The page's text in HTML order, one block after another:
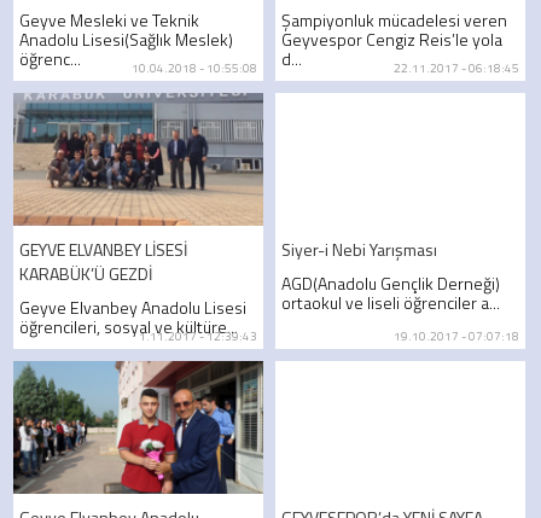
Geyve Mesleki ve Teknik
Anadolu Lisesi(Sağlık Meslek)
öğrenc... 10.04.2018 - 10:55:08
Şampiyonluk mücadelesi veren
Geyvespor Cengiz Reis’le yola
d... 22.11.2017 - 06:18:45
GEYVE ELVANBEY LİSESİ
KARABÜK’Ü GEZDİ
Geyve Elvanbey Anadolu Lisesi
öğrencileri, sosyal ve kültüre...
1.11.2017 - 12:39:43
Siyer-i Nebi Yarışması
AGD(Anadolu Gençlik Derneği)
ortaokul ve liseli öğrenciler a...
19.10.2017 - 07:07:18